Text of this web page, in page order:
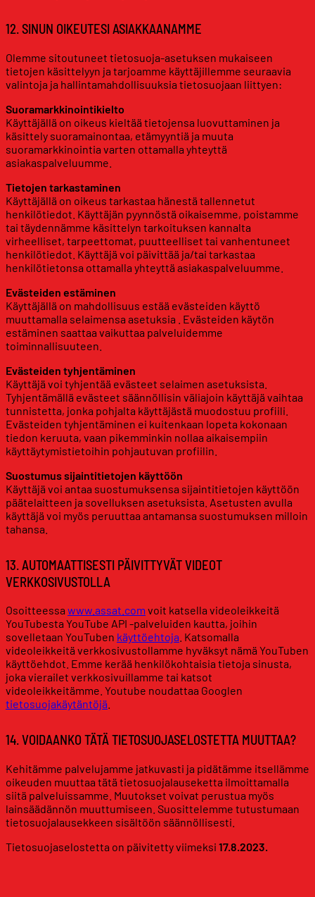
12. SINUN OIKEUTESI ASIAKKAANAMME
Olemme sitoutuneet tietosuoja-asetuksen mukaiseen
tietojen käsittelyyn ja tarjoamme käyttäjillemme seuraavia
valintoja ja hallintamahdollisuuksia tietosuojaan liittyen:
Suoramarkkinointikielto
Käyttäjällä on oikeus kieltää tietojensa luovuttaminen ja
käsittely suoramainontaa, etämyyntiä ja muuta
suoramarkkinointia varten ottamalla yhteyttä
asiakaspalveluumme.
Tietojen tarkastaminen
Käyttäjällä on oikeus tarkastaa hänestä tallennetut
henkilötiedot. Käyttäjän pyynnöstä oikaisemme, poistamme
tai täydennämme käsittelyn tarkoituksen kannalta
virheelliset, tarpeettomat, puutteelliset tai vanhentuneet
henkilötiedot. Käyttäjä voi päivittää ja/tai tarkastaa
henkilötietonsa ottamalla yhteyttä asiakaspalveluumme.
Evästeiden estäminen
Käyttäjällä on mahdollisuus estää evästeiden käyttö
muuttamalla selaimensa asetuksia . Evästeiden käytön
estäminen saattaa vaikuttaa palveluidemme
toiminnallisuuteen.
Evästeiden tyhjentäminen
Käyttäjä voi tyhjentää evästeet selaimen asetuksista.
Tyhjentämällä evästeet säännöllisin väliajoin käyttäjä vaihtaa
tunnistetta, jonka pohjalta käyttäjästä muodostuu profiili.
Evästeiden tyhjentäminen ei kuitenkaan lopeta kokonaan
tiedon keruuta, vaan pikemminkin nollaa aikaisempiin
käyttäytymistietoihin pohjautuvan profiilin.
Suostumus sijaintitietojen käyttöön
Käyttäjä voi antaa suostumuksensa sijaintitietojen käyttöön
päätelaitteen ja sovelluksen asetuksista. Asetusten avulla
käyttäjä voi myös peruuttaa antamansa suostumuksen milloin
tahansa.
13. AUTOMAATTISESTI PÄIVITTYVÄT VIDEOT
VERKKOSIVUSTOLLA
Osoitteessa www.assat.com voit katsella videoleikkeitä
YouTubesta YouTube API -palveluiden kautta, joihin
sovelletaan YouTuben käyttöehtoja . Katsomalla
videoleikkeitä verkkosivustollamme hyväksyt nämä YouTuben
käyttöehdot. Emme kerää henkilökohtaisia tietoja sinusta,
joka vierailet verkkosivuillamme tai katsot
videoleikkeitämme. Youtube noudattaa Googlen
tietosuojakäytäntöjä
14. VOIDAANKO TÄTÄ TIETOSUOJASELOSTETTA MUUTTAA?
Kehitämme palvelujamme jatkuvasti ja pidätämme itsellämme
oikeuden muuttaa tätä tietosuojalauseketta ilmoittamalla
siitä palveluissamme. Muutokset voivat perustua myös
lainsäädännön muuttumiseen. Suosittelemme tutustumaan
tietosuojalausekkeen sisältöön säännöllisesti.
Tietosuojaselostetta on päivitetty viimeksi 17.8.2023.